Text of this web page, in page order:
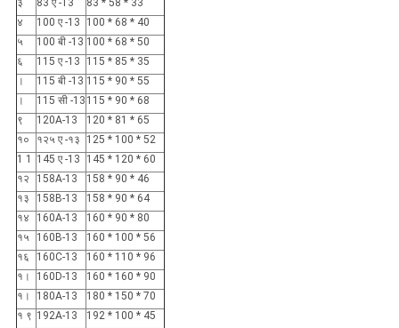
३ 83 ए -13
83 * 58 * 33
४
100 ए -13
100 * 68 * 40
५
100 बी -13 100 * 68 * 50
६
115 ए -13
115 * 85 * 35
।
115 बी -13 115 * 90 * 55
।
115 सी -13 115 * 90 * 68
९
120A-13
120 * 81 * 65
१०
१२५ ए -१३
125 * 100 * 52
1 1
145 ए -13
145 * 120 * 60
१२
158A-13
158 * 90 * 46
१३
158B-13
158 * 90 * 64
१४
160A-13
160 * 90 * 80
१५
160B-13
160 * 100 * 56
१६
160C-13
160 * 110 * 96
१।
160D-13
160 * 160 * 90
१।
180A-13
180 * 150 * 70
१ ९ 192A-13
192 * 100 * 45